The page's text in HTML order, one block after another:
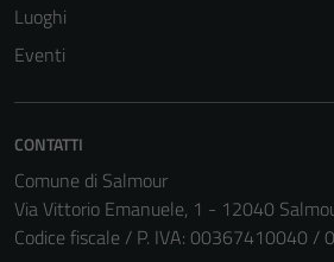
Luoghi
Eventi
CONTATTI
Comune di Salmour
Via Vittorio Emanuele, 1 - 12040
Codice fiscale / P. IVA: 00367410040 /
non